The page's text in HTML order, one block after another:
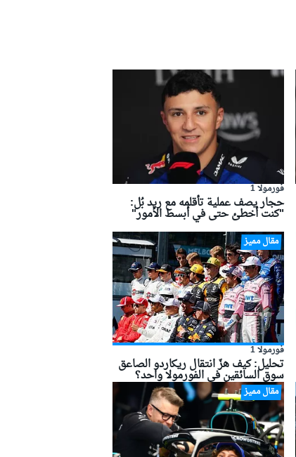
فورمولا 1
حجار يصف عملية تأقلمه مع ريد بُل:
"كنت أخطئ حتى في أبسط الأمور"
مقال مميز
فورمولا 1
تحليل: كيف هزّ انتقال ريكاردو الصاعق
سوق السائقين في الفورمولا واحد؟
مقال مميز